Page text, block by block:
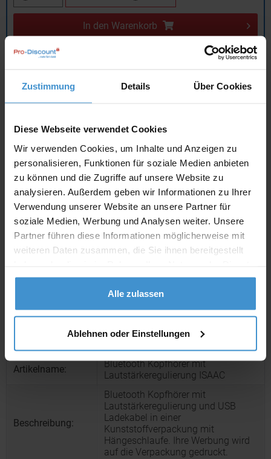
Zustimmung Details Über Cookies
Diese Webseite verwendet Cookies
Wir verwenden Cookies, um Inhalte und Anzeigen zu
personalisieren, Funktionen für soziale Medien anbieten
zu können und die Zugriffe auf unsere Website zu
analysieren. Außerdem geben wir Informationen zu Ihrer
Verwendung unserer Website an unsere Partner für
soziale Medien, Werbung und Analysen weiter. Unsere
Partner führen diese Informationen möglicherweise mit
weiteren Daten zusammen, die Sie ihnen bereitgestellt
gesammelt haben.
Alle zulassen
Ablehnen oder Einstellungen
In den Warenkorb
Individuelle Anfrage
Artikel mit Werbeanbringung: ca. 10 Werktage
Muster mit Ihrer
Werbeanbringung zur Freigabe
der Produktion:
ca. 10 Werktage
Artikel ohne Werbeanbringung: ca. 3 - 5 Werktage
Muster: ca. 3 - 5 Werktage
Muster bestellen
Artikelname:
Bluetooth Kopfhörer mit
Lautstärkeregulierung ISAAC
Beschreibung:
Bluetooth Kopfhörer mit
Lautstärkeregulierung und USB
Ladekabel in einer
Kunststoffverpackung mit
Hängeschlaufe. Ihre Werbung wird
auf die Verpackung gedruckt.